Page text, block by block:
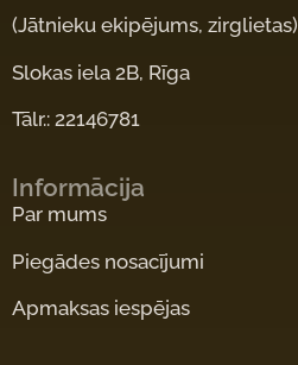
(Jātnieku ekipējums, zirglietas)
Slokas iela 2B, Rīga
Tālr.: 22146781
Informācija
Par mums
Piegādes nosacījumi
Apmaksas iespējas